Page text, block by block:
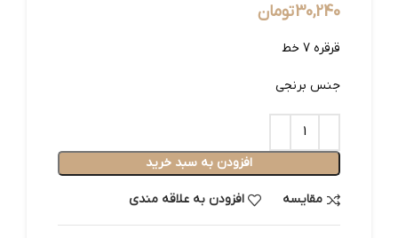
30,240تومان
قرقره 7 خط
جنس برنجی
افزودن به سبد خرید
مقایسه افزودن به علاقه مندی